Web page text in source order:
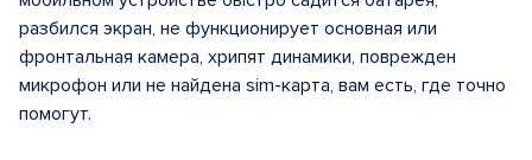
разбился экран, не функционирует основная или
фронтальная камера, хрипят динамики, поврежден
микрофон или не найдена sim-карта, вам есть, где точно
помогут.